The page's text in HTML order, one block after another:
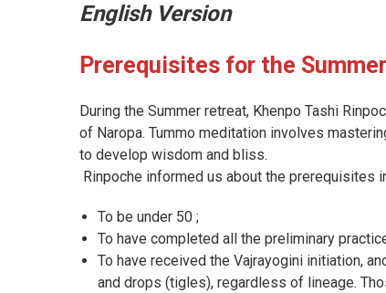
English Version
Prerequisites for the
During the Summer retreat, Khenpo Tashi
of Naropa. Tummo meditation involves
to develop wisdom and bliss.
Rinpoche informed us about the prerequisites
To be under 50 ;
To have completed all the preliminary
To have received the Vajrayogini initiation,
and drops (tigles), regardless of lineage.